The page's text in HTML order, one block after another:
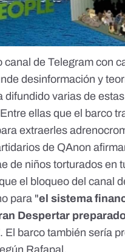
canal de Telegram con
desinformación y
difundido varias de estas
ellas que el barco
extraerles
de QAnon
de niños torturados en
el bloqueo del canal
para "el sistema
Despertar
El barco también sería